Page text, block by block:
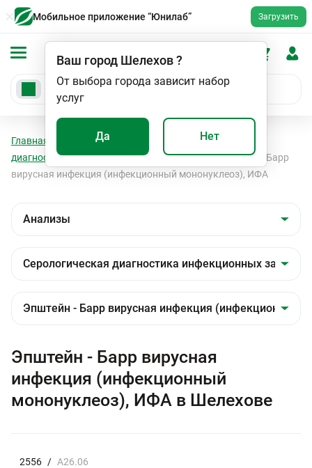
Мобильное приложение “Юнилаб” Загрузить
Ваш город Шелехов?
От выбора города зависит набор
услуг
Да Нет
Главная Анализы
Серологическая
диагностика инфекционных заболеваний
Эпштейн - Барр
вирусная инфекция (инфекционный мононуклеоз), ИФА
Эпштейн - Барр вирусная
инфекция (инфекционный
мононуклеоз), ИФА в Шелехове
2556 / А26.06